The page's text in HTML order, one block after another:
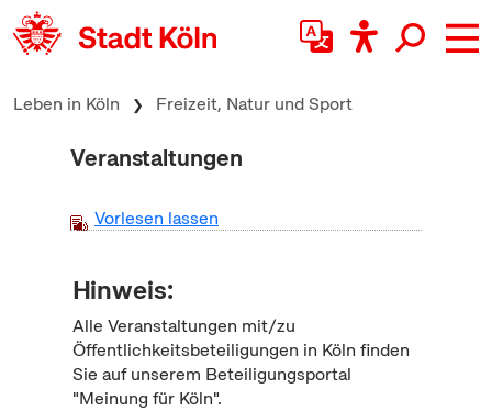
zum Inhalt springen
Leben in Köln Freizeit, Natur und Sport
Veranstaltungen
Vorlesen lassen
Hinweis:
Alle Veranstaltungen mit/zu
Öffentlichkeitsbeteiligungen in Köln finden
Sie auf unserem Beteiligungsportal
"Meinung für Köln".